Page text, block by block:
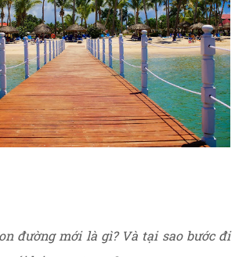
đường mới là gì? Và tại sao bước đi